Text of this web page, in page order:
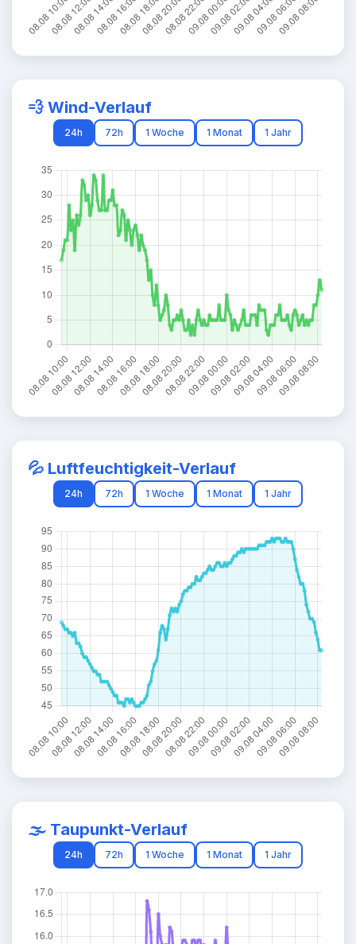
💨 Wind-Verlauf
24h 72h 1 Woche 1 Monat 1 Jahr
💦 Luftfeuchtigkeit-Verlauf
24h 72h 1 Woche 1 Monat 1 Jahr
🌫️ Taupunkt-Verlauf
24h 72h 1 Woche 1 Monat 1 Jahr